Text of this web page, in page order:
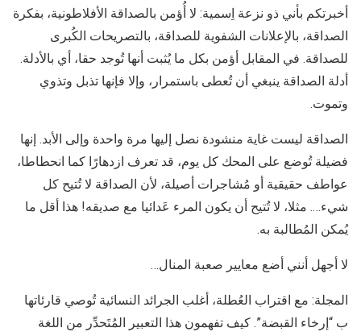
أخبرتكم بأني ذو نزعة اِسمية: لا أُؤمن بالصداقة الأفلاطونية، بفكرة
الصداقة، بالإعلانات الشفوية للصداقة، بالتصريحات الكُبرى
للصداقة. في المقابل أؤمن بكل ما يُثبت أنها تُوجد حقا، أي بالأدلة.
أدلة الصداقة ينبغي أن تُعطى باستمرار، وإلا فإنها تذبل وتذوي
وتموت.
الصداقة ليست غاية منشودة نصل إليها مرة واحدة وإلى الأبد. إنها
فضيلة تُوضع على المحك كل يوم، قد تعرف ازدهارًا كما انحطاطا،
عواطف حقيقية أو مُشاجرات أصيلة، لأن الصداقة لا تُتيح كل
شيء…. مثلا، لا تُتيح أن يكون المرء عَدائيا مع صديقه! هذا أقل ما
يُمكن المُطالبة به.
لا أجهل أنني أضع معايير صعبة المنال…
المجلة: مع اقتراب العُطلة، أغلب الجرائد النسائية تُوصي قارئاتها
ب “إرخاء القبضة”. كيف تفهمون هذا التعبير المُتَحدِّر من اللغة